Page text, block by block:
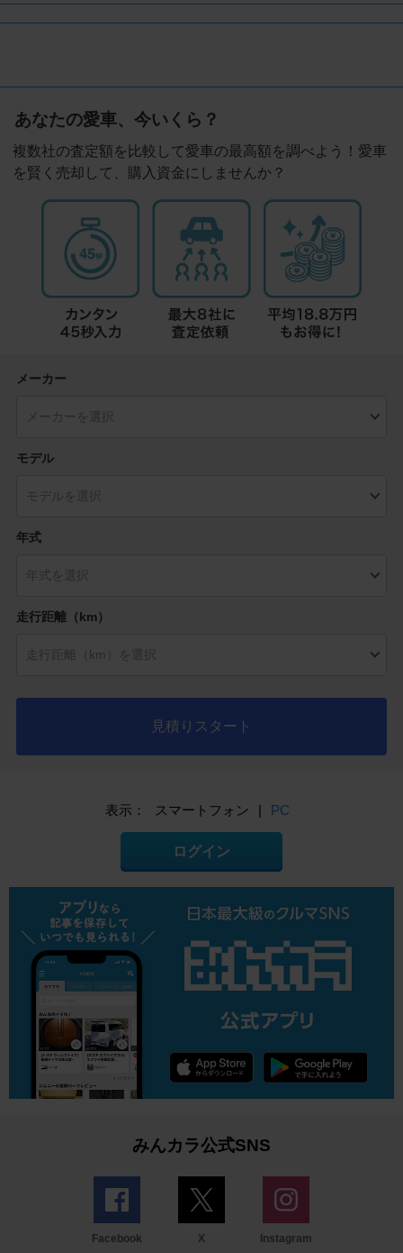
あなたの愛車、今いくら？
複数社の査定額を比較して愛車の最高額を調べよう！愛車
を賢く売却して、購入資金にしませんか？
メーカー
モデル
年式
走行距離（km）
見積りスタート
表示： スマートフォン | PC
ログイン
みんカラ公式SNS
Facebook X Instagram